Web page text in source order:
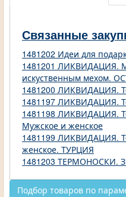
Связанные
1481202 Идеи для
1481201 ЛИКВИДАЦИЯ.
искуственным мехом.
1481200 ЛИКВИДАЦИЯ.
1481197 ЛИКВИДАЦИЯ.
1481198 ЛИКВИДАЦИЯ.
Мужское и женское
1481199 ЛИКВИДАЦИЯ.
женское. ТУРЦИЯ
1481203 ТЕРМОНОСКИ.
Подбор товаров по